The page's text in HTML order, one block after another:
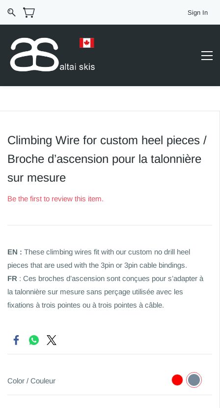
Sign In
Climbing Wire for custom heel pieces /
Broche d’ascension pour la talonnière
sur mesure
Be the first to review this item.
EN : These climbing wires fit with our custom no drill heel
pieces that are used with the 3pin or 3pin cable bindings.
FR : Ces broches d’ascension sont conçues pour s’adapter à
la talonnière sur mesure sans perçage utilisée avec les
fixations à trois pointes ou à trois pointes à câble.
Color / Couleur